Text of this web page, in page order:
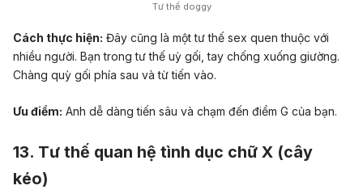
Tư thế doggy
Cách thực hiện: Đây cũng là một tư thế sex quen thuộc với
nhiều người. Bạn trong tư thế uỳ gối, tay chống xuống giường.
Chàng quỳ gối phía sau và từ tiến vào.
Ưu điểm: Anh dễ dàng tiến sâu và chạm đến điểm G của bạn.
13. Tư thế quan hệ tình dục chữ X (cây
kéo)